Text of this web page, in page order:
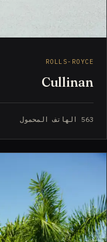
ROLLS-ROYCE
Cullinan
563 الهاتف المحمول